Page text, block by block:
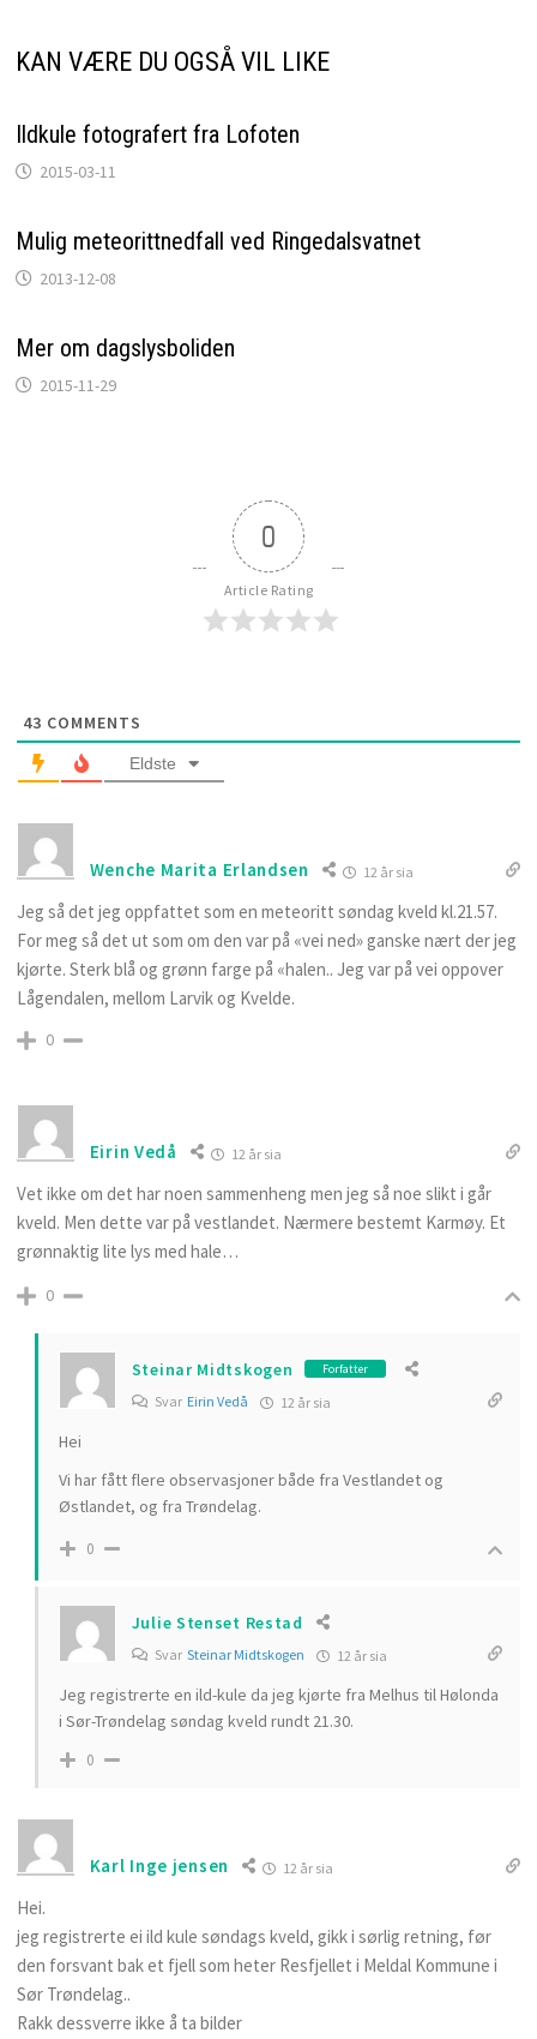
KAN VÆRE DU OGSÅ VIL LIKE
Ildkule fotografert fra Lofoten
2015-03-11
Mulig meteorittnedfall ved Ringedalsvatnet
2013-12-08
Mer om dagslysboliden
2015-11-29
0
Article Rating
43 COMMENTS
Eldste
Wenche Marita Erlandsen 12 år sia
Jeg så det jeg oppfattet som en meteoritt søndag kveld kl.21.57.
For meg så det ut som om den var på «vei ned» ganske nært der jeg
kjørte. Sterk blå og grønn farge på «halen.. Jeg var på vei oppover
Lågendalen, mellom Larvik og Kvelde.
0
Eirin Vedå 12 år sia
Vet ikke om det har noen sammenheng men jeg så noe slikt i går
kveld. Men dette var på vestlandet. Nærmere bestemt Karmøy. Et
grønnaktig lite lys med hale…
0
Steinar Midtskogen Forfatter
Svar Eirin Vedå 12 år sia
Hei
Vi har fått flere observasjoner både fra Vestlandet og
Østlandet, og fra Trøndelag.
0
Julie Stenset Restad
Svar Steinar Midtskogen 12 år sia
Jeg registrerte en ild-kule da jeg kjørte fra Melhus til Hølonda
i Sør-Trøndelag søndag kveld rundt 21.30.
0
Karl Inge jensen 12 år sia
Hei.
jeg registrerte ei ild kule søndags kveld, gikk i sørlig retning, før
den forsvant bak et fjell som heter Resfjellet i Meldal Kommune i
Sør Trøndelag..
Rakk dessverre ikke å ta bilder